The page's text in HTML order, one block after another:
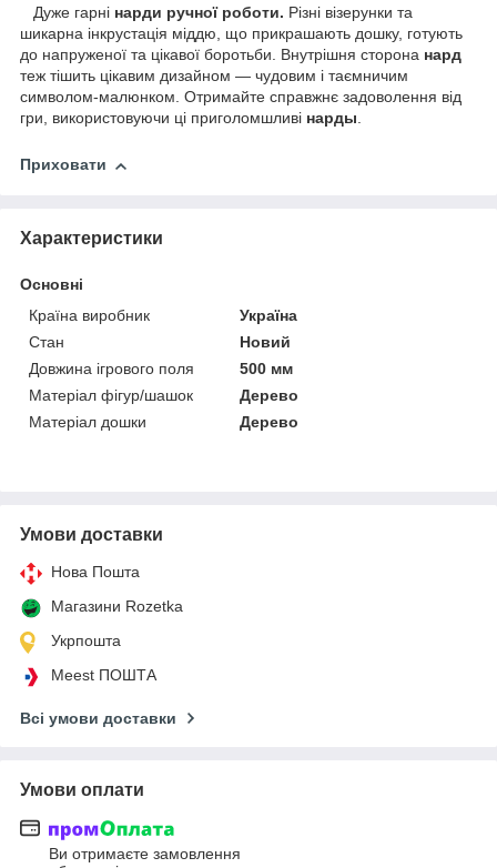
Дуже гарні нарди ручної роботи. Різні візерунки та
шикарна інкрустація міддю, що прикрашають дошку, готують
до напруженої та цікавої боротьби. Внутрішня сторона нард
теж тішить цікавим дизайном — чудовим і таємничим
символом-малюнком. Отримайте справжнє задоволення від
гри, використовуючи ці приголомшливі нарды.
Приховати
Характеристики
Основні
Країна виробник
Україна
Стан
Новий
Довжина ігрового поля
500 мм
Матеріал фігур/шашок
Дерево
Матеріал дошки
Дерево
Умови доставки
Нова Пошта
Магазини Rozetka
Укрпошта
Meest ПОШТА
Всі умови доставки
Умови оплати
Ви отримаєте замовлення